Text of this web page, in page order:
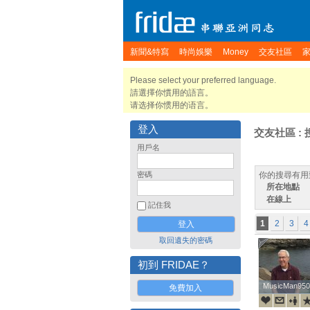
新聞&特寫 時尚娛樂 Money 交友社區
Please select your preferred language.
請選擇你慣用的語言。
请选择你惯用的语言。
登入
用戶名
密碼
記住我
取回遺失的密碼
初到 FRIDAE？
免費加入
交友社區 :
你的搜尋有
所在地點
在線上
1 2 3 4
MusicMan950
MusicMan950